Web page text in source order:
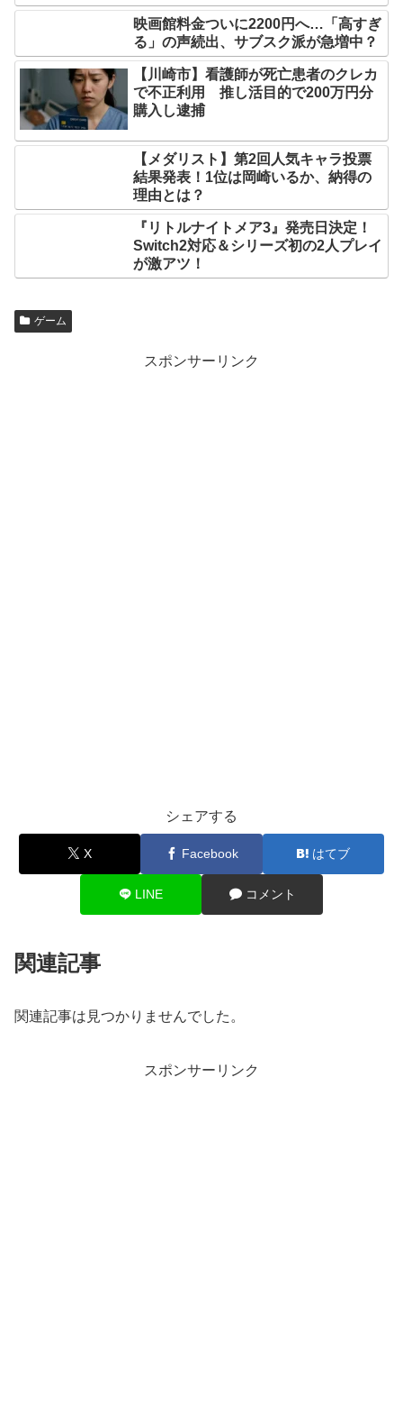
映画館料金ついに2200円へ…「高すぎ
る」の声続出、サブスク派が急増中？
【川崎市】看護師が死亡患者のクレカ
で不正利用 推し活目的で200万円分
購入し逮捕
【メダリスト】第2回人気キャラ投票
結果発表！1位は岡崎いるか、納得の
理由とは？
『リトルナイトメア3』発売日決定！
Switch2対応＆シリーズ初の2人プレイ
が激アツ！
ゲーム
スポンサーリンク
シェアする
X Facebook はてブ
LINE コメント
関連記事
関連記事は見つかりませんでした。
スポンサーリンク